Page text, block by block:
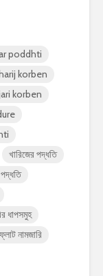
poddhti
korben
korben
খারিজের পদ্ধতি
পদ্ধতি
ধাপসমুহ
ফ্লাট নামজারি